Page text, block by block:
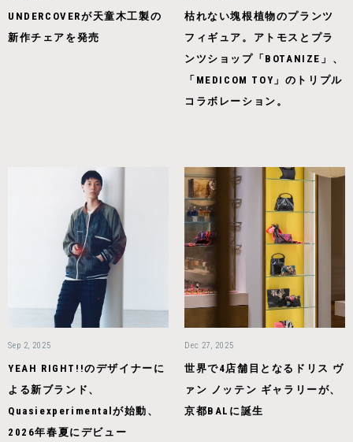
UNDERCOVERが天童木工製の
新作チェアを発売
枯れない塊根植物のプランツ
フィギュア。アトモスとプラ
ンツショップ「BOTANIZE」、
「MEDICOM TOY」のトリプル
コラボレーション。
Sep 2, 2025
YEAH RIGHT!!のデザイナーに
よる新ブランド、
Quasiexperimentalが始動、
2026年春夏にデビュー
Dec 27, 2025
世界で4店舗目となるドリス ヴ
ァン ノッテン ギャラリーが、
京都BALに誕生